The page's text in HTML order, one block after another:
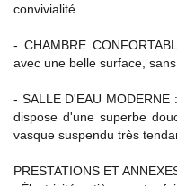
convivialité.
- CHAMBRE
avec une belle surface,
- SALLE D'EAU
dispose d'une superbe
vasque suspendu très
PRESTATIONS ET